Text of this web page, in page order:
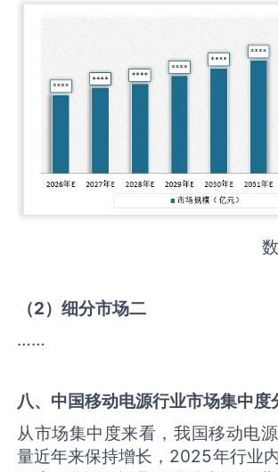
（2）细分市场二
……
八、中国移动电源行业市场集中度
从市场集中度来看，我国移动电
量近年来保持增长，2025年行业